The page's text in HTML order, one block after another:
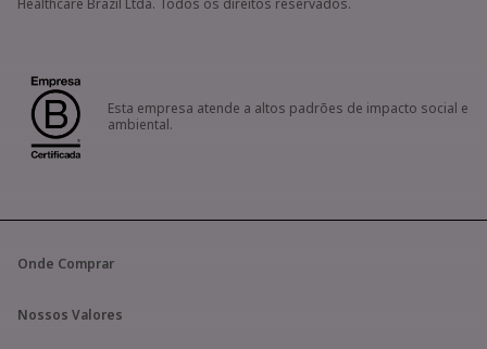
Healthcare Brazil Ltda. Todos os direitos reservados.
Esta empresa atende a altos padrões de impacto social e
ambiental.
Onde Comprar
Nossos Valores